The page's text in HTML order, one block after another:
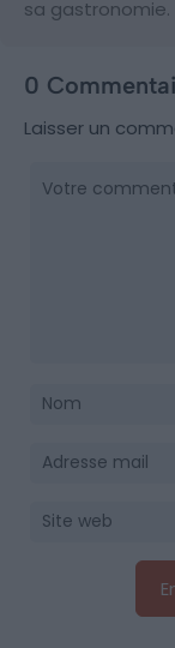
sa gastronomie.
0
Laisser un